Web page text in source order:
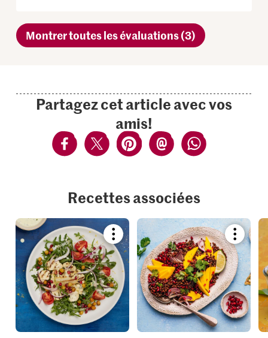
Montrer toutes les évaluations (3)
Partagez cet article avec vos
amis!
Recettes associées
Bookmark
recipe
or
add
it
to
your
collections.
recipe
or
add
it
to
your